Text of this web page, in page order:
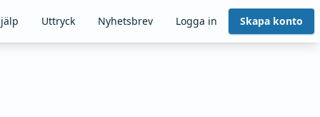
Uttryck Nyhetsbrev Logga in Skapa konto